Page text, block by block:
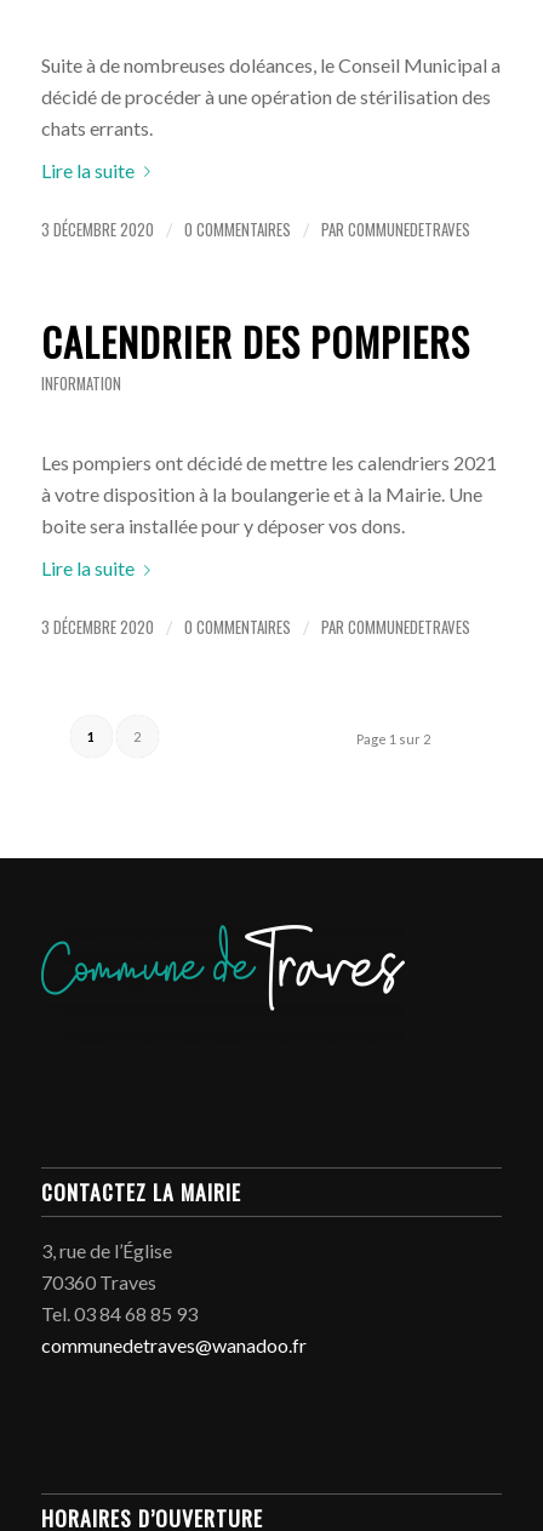
Suite à de nombreuses doléances, le Conseil Municipal a
décidé de procéder à une opération de stérilisation des
chats errants.
Lire la suite
3 DÉCEMBRE 2020 / 0 COMMENTAIRES / PAR COMMUNEDETRAVES
CALENDRIER DES POMPIERS
INFORMATION
Les pompiers ont décidé de mettre les calendriers 2021
à votre disposition à la boulangerie et à la Mairie. Une
boite sera installée pour y déposer vos dons.
Lire la suite
3 DÉCEMBRE 2020 / 0 COMMENTAIRES / PAR COMMUNEDETRAVES
Page 1 sur 2
1 2
CONTACTEZ LA MAIRIE
3, rue de l’Église
70360 Traves
Tel. 03 84 68 85 93
communedetraves@wanadoo.fr
HORAIRES D’OUVERTURE